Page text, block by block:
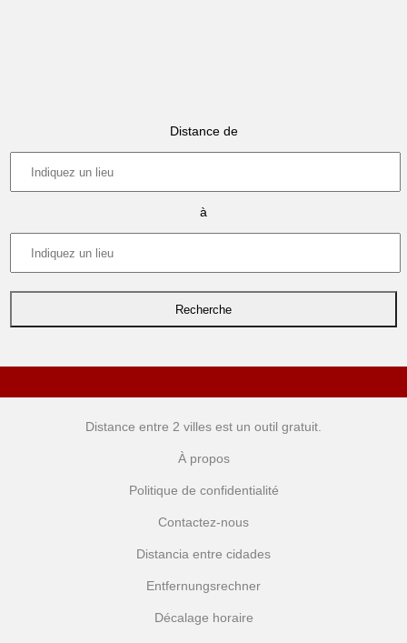
Distance de
à
Distance entre 2 villes est un outil gratuit.
À propos
Politique de confidentialité
Contactez-nous
Distancia entre cidades
Entfernungsrechner
Décalage horaire